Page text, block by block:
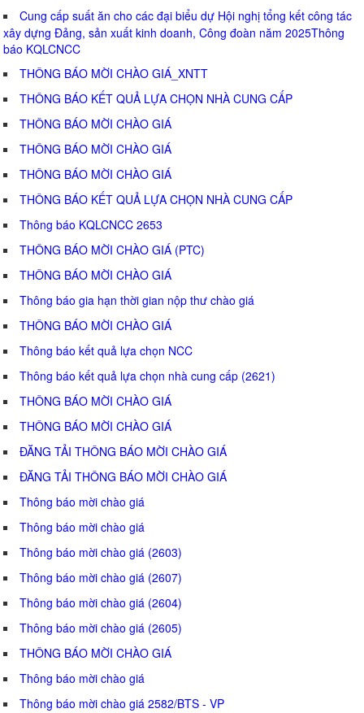
Cung cấp suất ăn cho các đại biểu dự Hội nghị tổng kết công tác
xây dựng Đảng, sản xuất kinh doanh, Công đoàn năm 2025Thông
báo KQLCNCC
THÔNG BÁO MỜI CHÀO GIÁ_XNTT
THÔNG BÁO KẾT QUẢ LỰA CHỌN NHÀ CUNG CẤP
THÔNG BÁO MỜI CHÀO GIÁ
THÔNG BÁO MỜI CHÀO GIÁ
THÔNG BÁO MỜI CHÀO GIÁ
THÔNG BÁO KẾT QUẢ LỰA CHỌN NHÀ CUNG CẤP
Thông báo KQLCNCC 2653
THÔNG BÁO MỜI CHÀO GIÁ (PTC)
THÔNG BÁO MỜI CHÀO GIÁ
Thông báo gia hạn thời gian nộp thư chào giá
THÔNG BÁO MỜI CHÀO GIÁ
Thông báo kết quả lựa chọn NCC
Thông báo kết quả lựa chọn nhà cung cấp (2621)
THÔNG BÁO MỜI CHÀO GIÁ
THÔNG BÁO MỜI CHÀO GIÁ
ĐĂNG TẢI THÔNG BÁO MỜI CHÀO GIÁ
ĐĂNG TẢI THÔNG BÁO MỜI CHÀO GIÁ
Thông báo mời chào giá
Thông báo mời chào giá
Thông báo mời chào giá (2603)
Thông báo mời chào giá (2607)
Thông báo mời chào giá (2604)
Thông báo mời chào giá (2605)
THÔNG BÁO MỜI CHÀO GIÁ
Thông báo mời chào giá
Thông báo mời chào giá 2582/BTS - VP